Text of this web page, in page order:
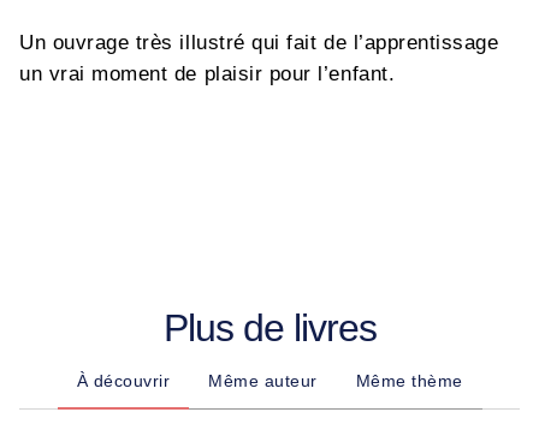
Un ouvrage très illustré qui fait de l’apprentissage
un vrai moment de plaisir pour l’enfant.
Plus de livres
À découvrir Même auteur Même thème